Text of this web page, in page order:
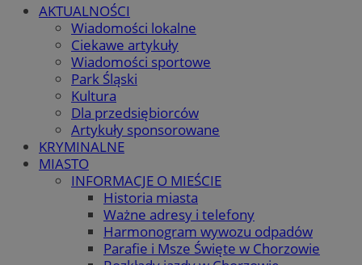
AKTUALNOŚCI
Wiadomości lokalne
Ciekawe artykuły
Wiadomości sportowe
Park Śląski
Kultura
Dla przedsiębiorców
Artykuły sponsorowane
KRYMINALNE
MIASTO
INFORMACJE O MIEŚCIE
Historia miasta
Ważne adresy i telefony
Harmonogram wywozu odpadów
Parafie i Msze Święte w Chorzowie